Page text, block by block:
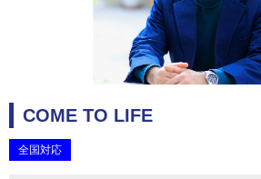
COME TO LIFE
全国対応